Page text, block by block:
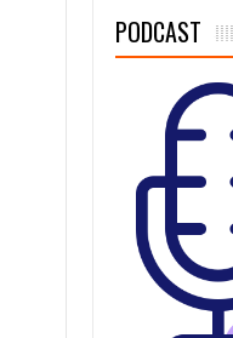
94 % de la meta de
PODCAST